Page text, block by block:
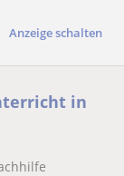
Anzeige schalten
in